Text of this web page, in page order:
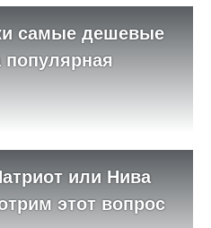
самые дешевые
популярная
или Нива
этот вопрос